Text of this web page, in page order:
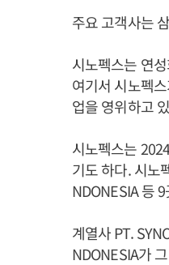
주요 고객사는
시노펙스는 연
여기서 시노펙
업을 영위하고
시노펙스는
기도 하다. 시노
NDONESIA 등
계열사 PT.
NDONESIA가